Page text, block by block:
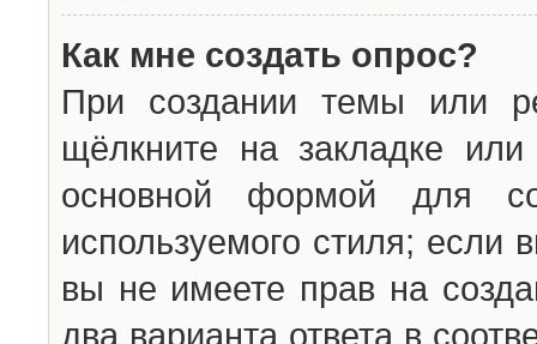
Как мне создать опрос?
При создании темы или
щёлкните на закладке
основной формой для
используемого стиля; если
вы не имеете прав на
два варианта ответа в